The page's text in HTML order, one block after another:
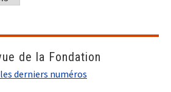
de la Fondation
derniers numéros